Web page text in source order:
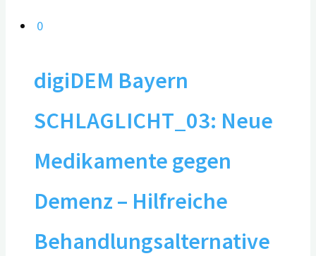
0
digiDEM Bayern
SCHLAGLICHT_03: Neue
Medikamente gegen
Demenz – Hilfreiche
Behandlungsalternative